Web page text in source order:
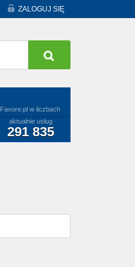
ZALOGUJ SIĘ
Favore.pl w liczbach
aktualnie usług
291 835